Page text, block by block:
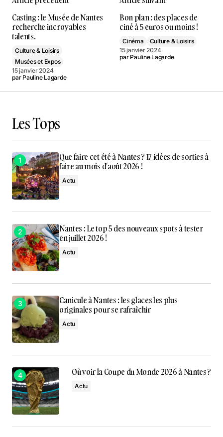
Casting : le Musée de Nantes
recherche incroyables
talents.
Culture & Loisirs
Musées et Expos
15 janvier 2024
par Pauline Lagarde
Bon plan : des places de
ciné à 5 euros ou moins !
Cinéma
Culture & Loisirs
15 janvier 2024
par Pauline Lagarde
Les Tops
Que faire cet été à Nantes ? 17 idées de sorties à
faire au mois d’août 2026 !
Actu
Nantes : Le top 5 des nouveaux spots à tester
en juillet 2026 !
Actu
Canicule à Nantes : les glaces les plus
originales pour se rafraîchir
Actu
Où voir la Coupe du Monde 2026 à Nantes ?
Actu